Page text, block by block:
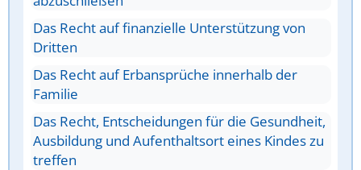
Das Recht auf finanzielle Unterstützung von
Dritten
Das Recht auf Erbansprüche innerhalb der
Familie
Das Recht, Entscheidungen für die Gesundheit,
Ausbildung und Aufenthaltsort eines Kindes zu
treffen